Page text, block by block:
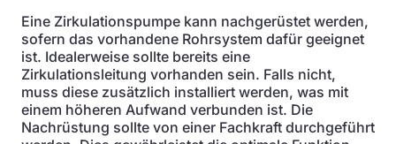
Eine Zirkulationspumpe kann nachgerüstet werden,
sofern das vorhandene Rohrsystem dafür geeignet
ist. Idealerweise sollte bereits eine
Zirkulationsleitung vorhanden sein. Falls nicht,
muss diese zusätzlich installiert werden, was mit
einem höheren Aufwand verbunden ist. Die
Nachrüstung sollte von einer Fachkraft durchgeführt